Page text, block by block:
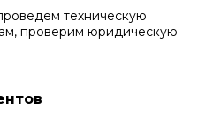
техническую
проверим юридическую